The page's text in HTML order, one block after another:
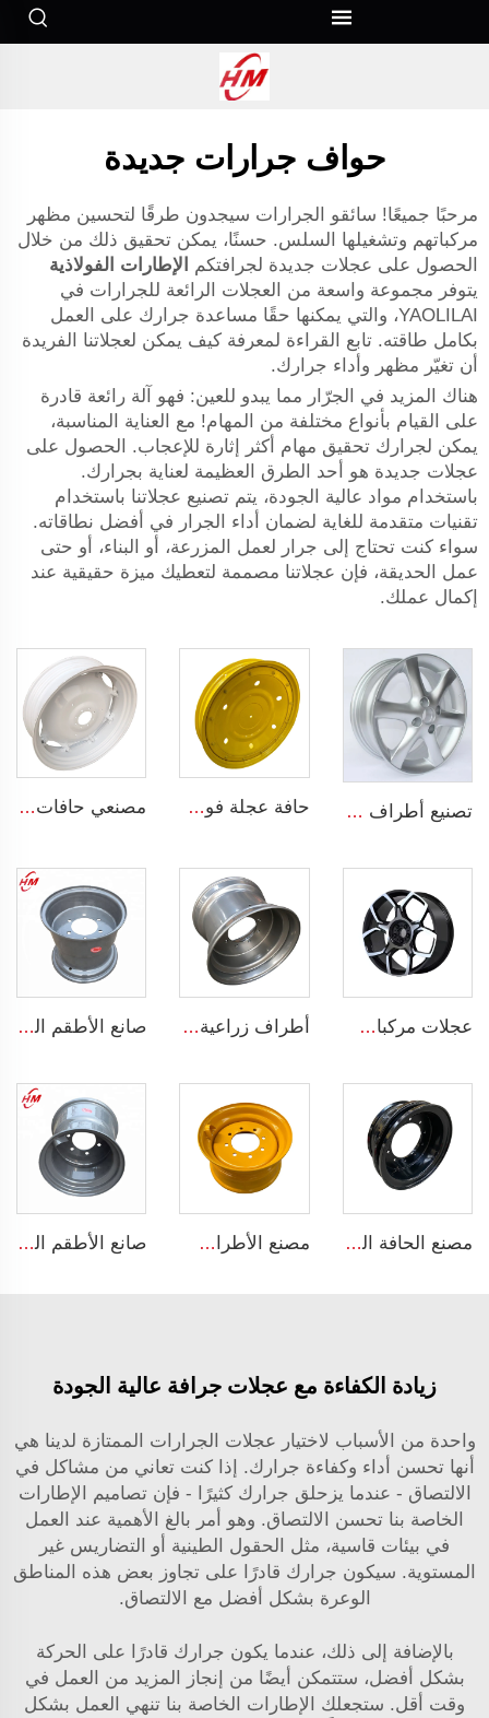
حواف جرارات جديدة
مرحبًا جميعًا! سائقو الجرارات سيجدون طرقًا لتحسين مظهر
مركباتهم وتشغيلها السلس. حسنًا، يمكن تحقيق ذلك من خلال
الحصول على عجلات جديدة لجرافتكم الإطارات الفولاذية
يتوفر مجموعة واسعة من العجلات الرائعة للجرارات في
YAOLILAI، والتي يمكنها حقًا مساعدة جرارك على العمل
بكامل طاقته. تابع القراءة لمعرفة كيف يمكن لعجلاتنا الفريدة
أن تغيّر مظهر وأداء جرارك.
هناك المزيد في الجرّار مما يبدو للعين: فهو آلة رائعة قادرة
على القيام بأنواع مختلفة من المهام! مع العناية المناسبة،
يمكن لجرارك تحقيق مهام أكثر إثارة للإعجاب. الحصول على
عجلات جديدة هو أحد الطرق العظيمة لعناية بجرارك.
باستخدام مواد عالية الجودة، يتم تصنيع عجلاتنا باستخدام
تقنيات متقدمة للغاية لضمان أداء الجرار في أفضل نطاقاته.
سواء كنت تحتاج إلى جرار لعمل المزرعة، أو البناء، أو حتى
عمل الحديقة، فإن عجلاتنا مصممة لتعطيك ميزة حقيقية عند
إكمال عملك.
تصنيع أطراف مسبوكة 4 فتحات عجلات سبيكة OEM 5.5Jx14 15 17 18 19 بوصة 4x100 4x108 للأطراف الأصلية حافة عجلة فولاذية لجرار W8x48 W8x32 أطراف زراعية لمطاط جرار 9.5-48 مصنعي حافات الجرارات W12x38 أطراف زراعية عجلات 13.6-38 إطارات للجرارات الزراعية
عجلات مركبات ركاب من الألمنيوم قطر 20 إنشًا 5 فتحات عجلة سبيكة لسيارات 255/45R22 أطراف زراعية صينية 16*22.5 أطراف المقطورة تناسب الإطارات الفولاذية الزراعية 16*22.5 صانع الأطقم الصيني أطقم جرارات زراعية مقاس 13x17 لمقطورات الجرارات للإطارات 15.0/55-17
مصنع الحافة الصيني حافات وعجلات مخصصة 8.5-20 حافات فولاذية للشاحنات إطارات شاحنة 1200-20 مصنع الأطراف أطراف فولاذية قابلة للانزلاق لعجلات الحمالات الحجم 8.25 x 16.5 أطراف فولاذية مخصصة بـ 8 فتحات إطارات الحجم 10-16.5 صانع الأطقم الصيني أطقم جرارات زراعية مقاس 13x17 لمقطورات الجرارات للإطارات 15.0/55-17
زيادة الكفاءة مع عجلات جرافة عالية الجودة
واحدة من الأسباب لاختيار عجلات الجرارات الممتازة لدينا هي
أنها تحسن أداء وكفاءة جرارك. إذا كنت تعاني من مشاكل في
الالتصاق - عندما يزحلق جرارك كثيرًا - فإن تصاميم الإطارات
الخاصة بنا تحسن الالتصاق. وهو أمر بالغ الأهمية عند العمل
في بيئات قاسية، مثل الحقول الطينية أو التضاريس غير
المستوية. سيكون جرارك قادرًا على تجاوز بعض هذه المناطق
الوعرة بشكل أفضل مع الالتصاق.
بالإضافة إلى ذلك، عندما يكون جرارك قادرًا على الحركة
بشكل أفضل، ستتمكن أيضًا من إنجاز المزيد من العمل في
وقت أقل. ستجعلك الإطارات الخاصة بنا تنهي العمل بشكل